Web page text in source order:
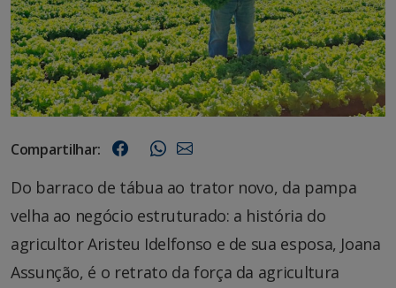
Compartilhar:
Do barraco de tábua ao trator novo, da pampa
velha ao negócio estruturado: a história do
agricultor Aristeu Idelfonso e de sua esposa, Joana
Assunção, é o retrato da força da agricultura